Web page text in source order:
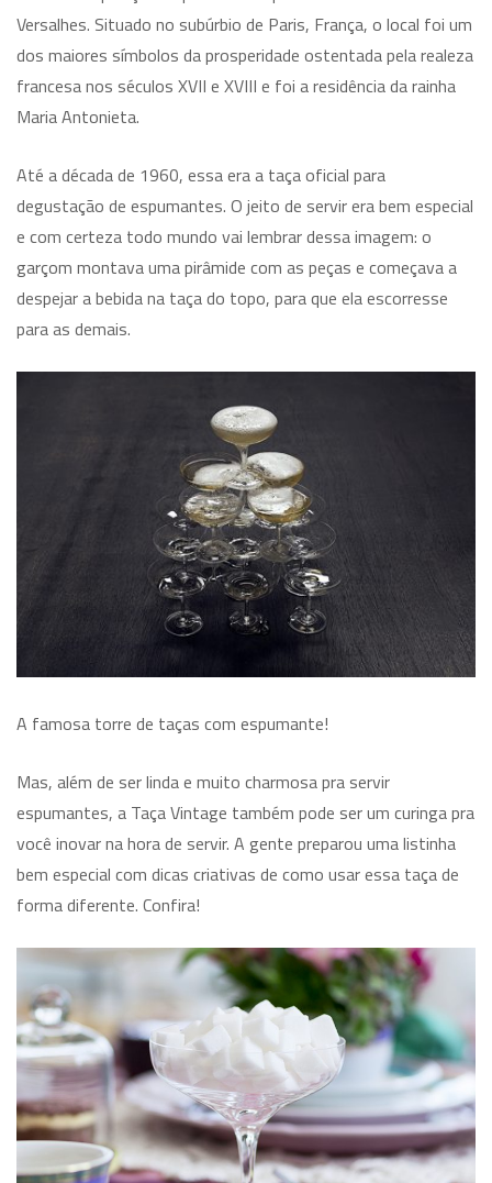
Versalhes. Situado no subúrbio de Paris, França, o local foi um
dos maiores símbolos da prosperidade ostentada pela realeza
francesa nos séculos XVII e XVIII e foi a residência da rainha
Maria Antonieta.
Até a década de 1960, essa era a taça oficial para
degustação de espumantes. O jeito de servir era bem especial
e com certeza todo mundo vai lembrar dessa imagem: o
garçom montava uma pirâmide com as peças e começava a
despejar a bebida na taça do topo, para que ela escorresse
para as demais.
A famosa torre de taças com espumante!
Mas, além de ser linda e muito charmosa pra servir
espumantes, a Taça Vintage também pode ser um curinga pra
você inovar na hora de servir. A gente preparou uma listinha
bem especial com dicas criativas de como usar essa taça de
forma diferente. Confira!